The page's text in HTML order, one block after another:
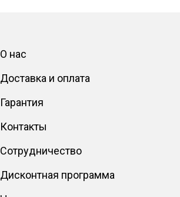
О нас
Доставка и оплата
Гарантия
Контакты
Сотрудничество
Дисконтная программа